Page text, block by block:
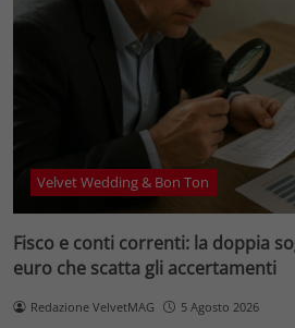
Velvet Wedding & Bon Ton
Fisco e conti correnti: la doppia
euro che scatta gli accertamenti
Redazione VelvetMAG 5 Agosto 2026